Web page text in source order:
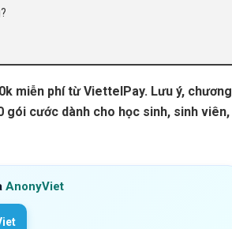
miễn phí từ ViettelPay. Lưu ý, chương
gói cước dành cho học sinh, sinh viên,
AnonyViet